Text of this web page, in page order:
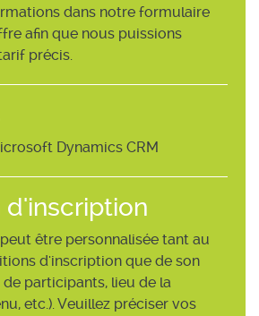
dans notre formulaire
afin que nous puissions
précis.
Dynamics CRM
d'inscription
être personnalisée tant au
d'inscription que de son
participants, lieu de la
etc.). Veuillez préciser vos